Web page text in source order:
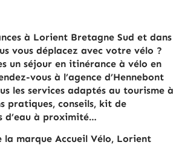
à Lorient Bretagne Sud et dans
vous déplacez avec votre vélo ?
un séjour en itinérance à vélo en
vous à l’agence d’Hennebont
les services adaptés au tourisme à
pratiques, conseils, kit de
d’eau à proximité…
la marque Accueil Vélo, Lorient